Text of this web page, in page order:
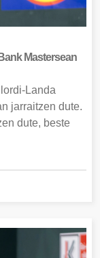
Mastersean
Landa
jarraitzen dute.
dute, beste